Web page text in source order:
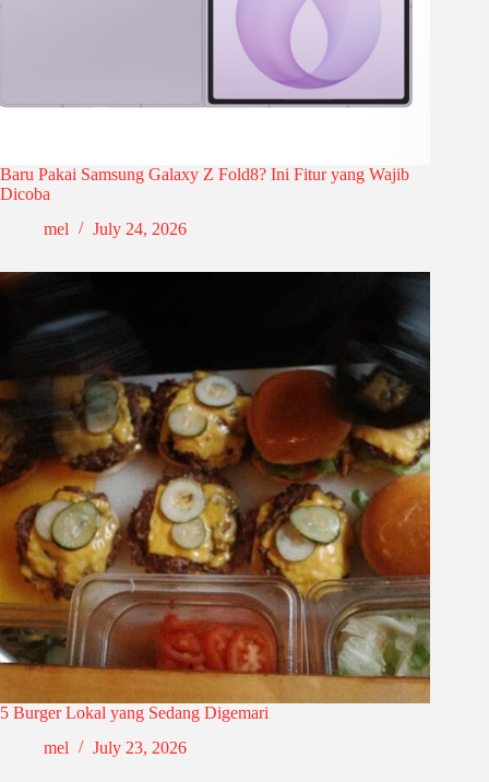
Baru Pakai Samsung Galaxy Z Fold8? Ini Fitur yang Wajib
Dicoba
mel
July 24, 2026
5 Burger Lokal yang Sedang Digemari
mel
July 23, 2026